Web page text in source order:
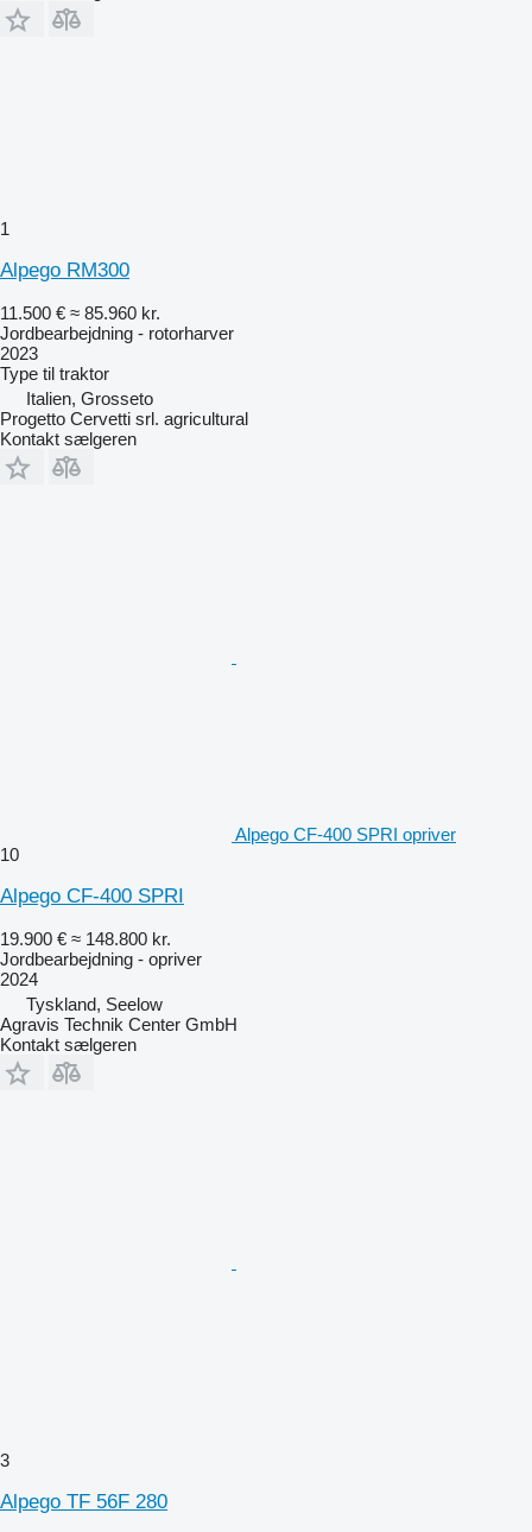
1
Alpego RM300
11.500 € ≈ 85.960 kr.
Jordbearbejdning - rotorharver
2023
Type til traktor
Italien, Grosseto
Progetto Cervetti srl. agricultural
Kontakt sælgeren
Alpego CF-400 SPRI opriver
10
Alpego CF-400 SPRI
19.900 € ≈ 148.800 kr.
Jordbearbejdning - opriver
2024
Tyskland, Seelow
Agravis Technik Center GmbH
Kontakt sælgeren
3
Alpego TF 56F 280